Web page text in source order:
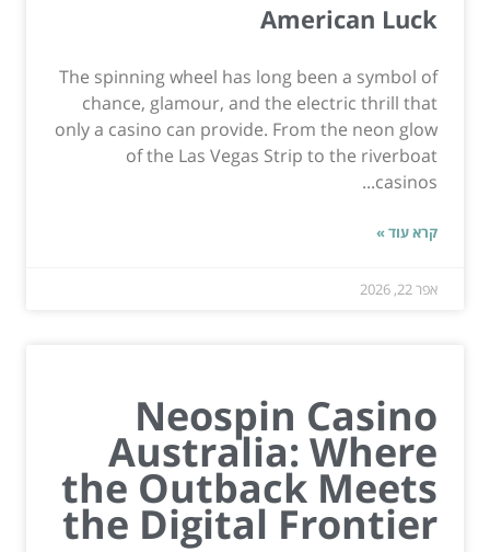
American Luck
The spinning wheel has long been a symbol of
chance, glamour, and the electric thrill that
only a casino can provide. From the neon glow
of the Las Vegas Strip to the riverboat
casinos...
קרא עוד »
אפר 22, 2026
Neospin Casino
Australia: Where
the Outback Meets
the Digital Frontier